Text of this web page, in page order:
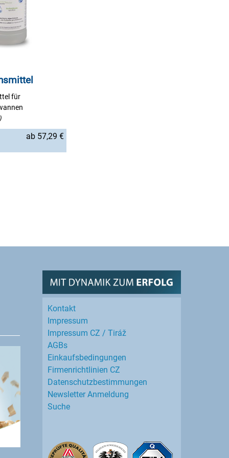
für
ab 57,29 €
Kontakt
Impressum
Impressum CZ / Tiráž
AGBs
Einkaufs­bedingungen
Firmenrichtlinien CZ
Datenschutz­bestimmungen
Newsletter Anmeldung
Suche